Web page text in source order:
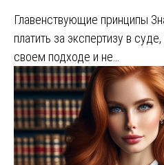
Главенствующие принципы
платить за экспертизу в
своем подходе и не…